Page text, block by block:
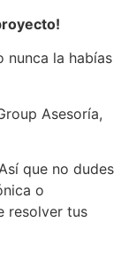
nunca la habías
Asesoría,
que no dudes
o
resolver tus